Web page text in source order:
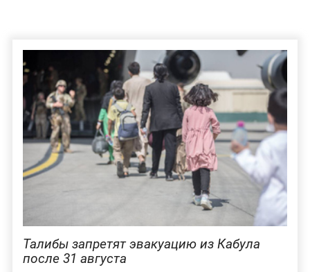
Талибы запретят эвакуацию из Кабула
после 31 августа